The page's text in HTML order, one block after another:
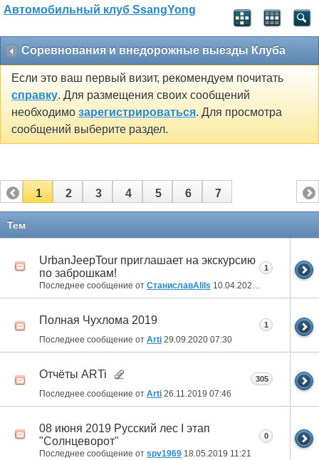
Автомобильный клуб SsangYong
Соревнования и внедорожные выезды Клуба
Если это ваш первый визит, рекомендуем почитать
справку. Для размещения своих сообщений
необходимо зарегистрироваться. Для просмотра
сообщений выберите раздел.
1 2 3 4 5 6 7
Тем
UrbanJeepTour приглашает на экскурсию
по заброшкам!
Последнее сообщение от СтаниславAlils 10.04.2022 07:20
1
Полная Чухлома 2019
Последнее сообщение от Arti 29.09.2020 07:30
1
Отчёты ARTi
Последнее сообщение от Arti 26.11.2019 07:46
305
08 июня 2019 Русский лес I этап
"Солнцеворот"
Последнее сообщение от spv1969 18.05.2019 11:21
0